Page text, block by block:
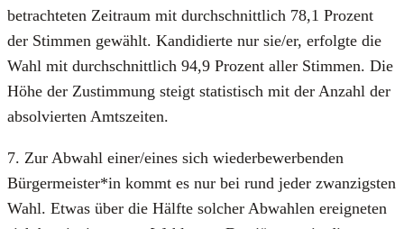
betrach­te­ten Zeit­raum mit durch­schnitt­lich 78,1 Pro­zent
der Stim­men gewählt. Kan­di­dier­te nur sie/er, erfolg­te die
Wahl mit durch­schnitt­lich 94,9 Pro­zent aller Stim­men. Die
Höhe der Zustim­mung steigt sta­tis­tisch mit der Anzahl der
absol­vier­ten Amts­zei­ten.
7. Zur Abwahl einer/eines sich wie­der­be­wer­ben­den
Bürgermeister*in kommt es nur bei rund jeder zwan­zigs­ten
Wahl. Etwas über die Hälf­te sol­cher Abwah­len ereig­ne­ten